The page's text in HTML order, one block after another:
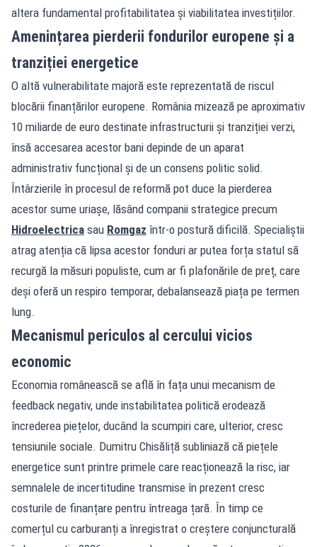
altera fundamental profitabilitatea și viabilitatea investițiilor.
Amenințarea pierderii fondurilor europene și a
tranziției energetice
O altă vulnerabilitate majoră este reprezentată de riscul
blocării finanțărilor europene. România mizează pe aproximativ
10 miliarde de euro destinate infrastructurii și tranziției verzi,
însă accesarea acestor bani depinde de un aparat
administrativ funcțional și de un consens politic solid.
Întârzierile în procesul de reformă pot duce la pierderea
acestor sume uriașe, lăsând companii strategice precum
Hidroelectrica sau Romgaz într-o postură dificilă. Specialiștii
atrag atenția că lipsa acestor fonduri ar putea forța statul să
recurgă la măsuri populiste, cum ar fi plafonările de preț, care
deși oferă un respiro temporar, debalansează piața pe termen
lung.
Mecanismul periculos al cercului vicios
economic
Economia românească se află în fața unui mecanism de
feedback negativ, unde instabilitatea politică erodează
încrederea piețelor, ducând la scumpiri care, ulterior, cresc
tensiunile sociale. Dumitru Chisăliță subliniază că piețele
energetice sunt printre primele care reacționează la risc, iar
semnalele de incertitudine transmise în prezent cresc
costurile de finanțare pentru întreaga țară. În timp ce
comerțul cu carburanți a înregistrat o creștere conjuncturală